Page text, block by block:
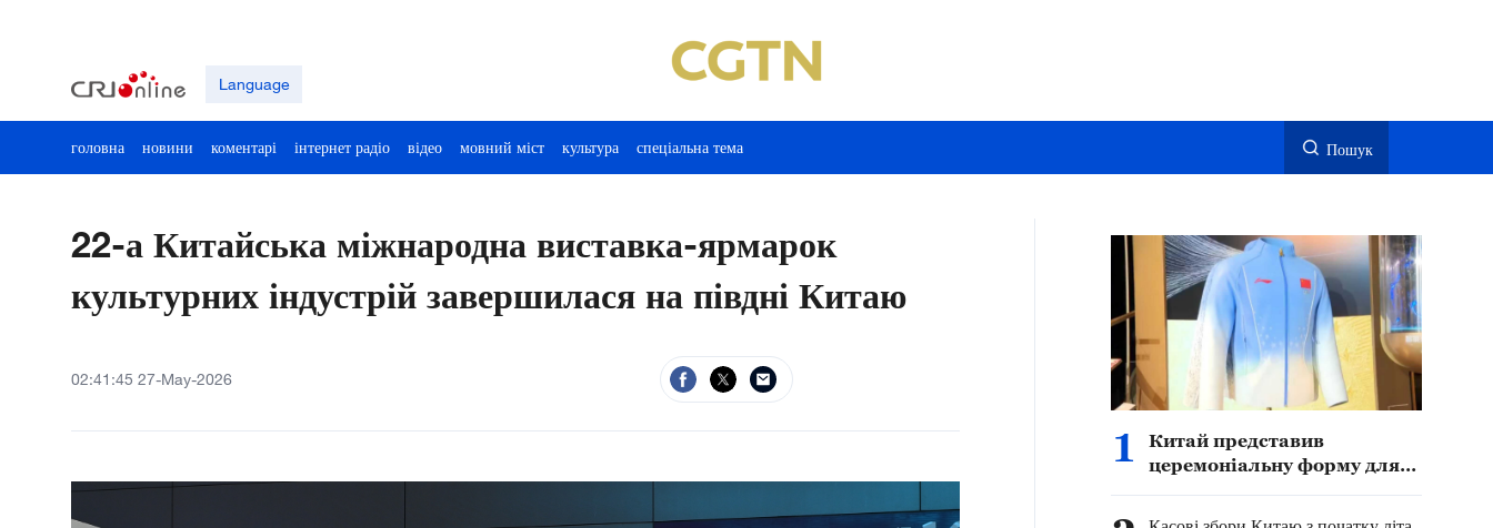
Language
головна новини коментарі інтернет радіо відео мовний міст культура спеціальна тема Пошук
22-а Китайська міжнародна виставка-ярмарок
культурних індустрій завершилася на півдні Китаю
02:41:45 27-May-2026
1
Китай представив
церемоніальну форму для